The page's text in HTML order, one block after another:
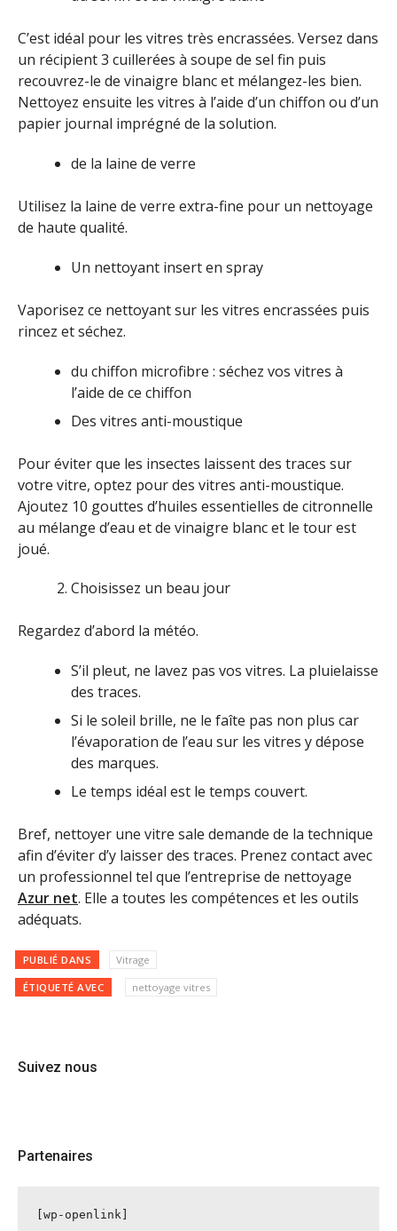
C’est idéal pour les vitres très encrassées. Versez dans
un récipient 3 cuillerées à soupe de sel fin puis
recouvrez-le de vinaigre blanc et mélangez-les bien.
Nettoyez ensuite les vitres à l’aide d’un chiffon ou d’un
papier journal imprégné de la solution.
de la laine de verre
Utilisez la laine de verre extra-fine pour un nettoyage
de haute qualité.
Un nettoyant insert en spray
Vaporisez ce nettoyant sur les vitres encrassées puis
rincez et séchez.
du chiffon microfibre : séchez vos vitres à
l’aide de ce chiffon
Des vitres anti-moustique
Pour éviter que les insectes laissent des traces sur
votre vitre, optez pour des vitres anti-moustique.
Ajoutez 10 gouttes d’huiles essentielles de citronnelle
au mélange d’eau et de vinaigre blanc et le tour est
joué.
Choisissez un beau jour
Regardez d’abord la météo.
S’il pleut, ne lavez pas vos vitres. La pluielaisse
des traces.
Si le soleil brille, ne le faîte pas non plus car
l’évaporation de l’eau sur les vitres y dépose
des marques.
Le temps idéal est le temps couvert.
Bref, nettoyer une vitre sale demande de la technique
afin d’éviter d’y laisser des traces. Prenez contact avec
un professionnel tel que l’entreprise de nettoyage
Azur net. Elle a toutes les compétences et les outils
adéquats.
PUBLIÉ DANS Vitrage
ÉTIQUETÉ AVEC nettoyage vitres
Suivez nous
Partenaires
[wp-openlink]